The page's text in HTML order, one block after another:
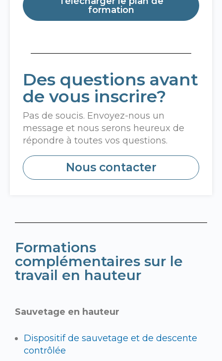
formation
Des questions avant
de vous inscrire?
Pas de soucis. Envoyez-nous un
message et nous serons heureux de
répondre à toutes vos questions.
Nous contacter
Formations
complémentaires sur le
travail en hauteur
Sauvetage en hauteur
Dispositif de sauvetage et de descente
contrôlée